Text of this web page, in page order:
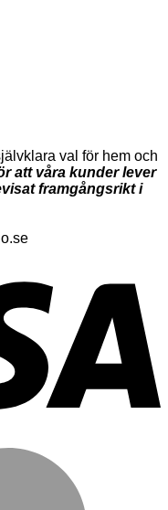
val för hem och
att våra kunder lever
framgångsrikt i